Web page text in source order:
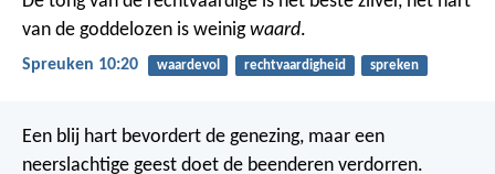
van de goddelozen is weinigwaard.
Spreuken 10:20 waardevol rechtvaardigheid spreken
Een blij hart bevordert de genezing, maar een
neerslachtige geest doet de beenderen verdorren.